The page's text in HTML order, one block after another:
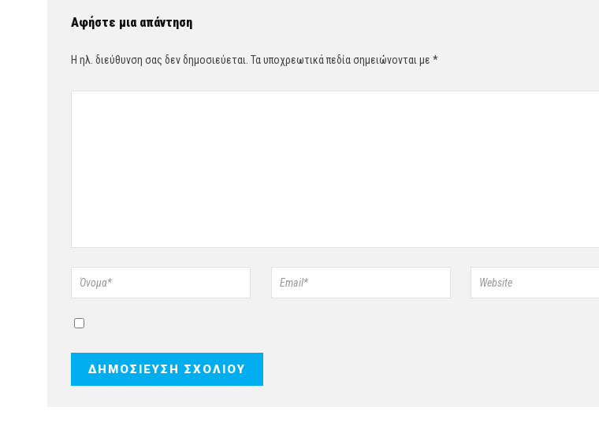
Αφήστε μια απάντηση
Η ηλ. διεύθυνση σας δεν δημοσιεύεται. Τα υποχρεωτικά πεδία σημειώνονται με *